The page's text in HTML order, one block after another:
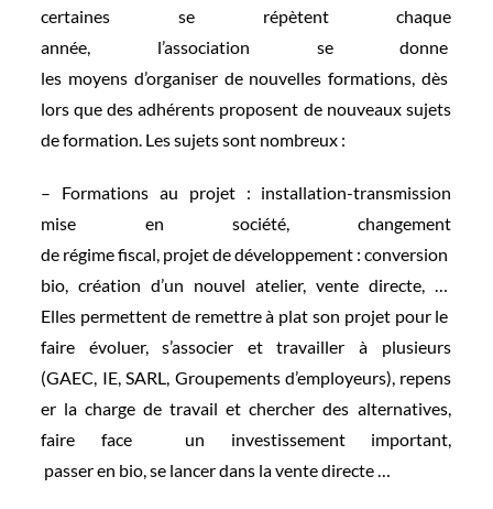
certaines se répètent chaque
année, l’association se donne
les moyens d’organiser de nouvelles formations, dès
lors que des adhérents proposent de nouveaux sujets
de formation. Les sujets sont nombreux :
– Formations au projet : installation-transmission
de régime fiscal, projet dedéveloppement : conversion
bio, création d’un nouvelatelier, vente directe, …
Elles permettent de remettreà plat son projet pour le
faire évoluer, s’associer ettravailler à plusieurs
(GAEC, IE, SARL, Groupements d’employeurs), repens
er lacharge de travail et chercherdes alternatives,
faire face un investissement important,
passer en bio, se lancerdans la vente directe …